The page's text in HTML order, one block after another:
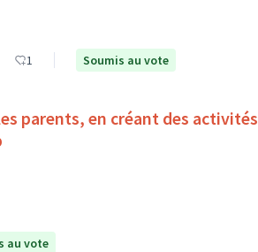
1 Soumis au vote
parents, en créant des activités
au vote